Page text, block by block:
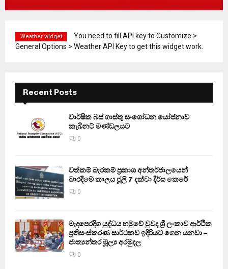
Weather widget
You need to fill API key to Customize >
General Options > Weather API Key to get this widget work.
Recent Posts
වාර්ෂික බස් ගාස්තු සංශෝධන යෝජනාව
කැබිනට් මණ්ඩලයට
0
වත්කම් බැරකම් ප්‍රකාශ අන්තර්ජාලයෙන්
බාරදීමේ කාලය ජූලි 7 දක්වා දීර්ඝ කෙරේ
0
මැදපෙරදිග යුද්ධය හමුවේ වුවද ශ්‍රී ලංකාව ආර්ථික
ප්‍රතිසංස්කරණ සාර්ථකව ඉදිරියට ගෙන යනවා –
ජාත්‍යන්තර මූල්‍ය අරමුදල
0